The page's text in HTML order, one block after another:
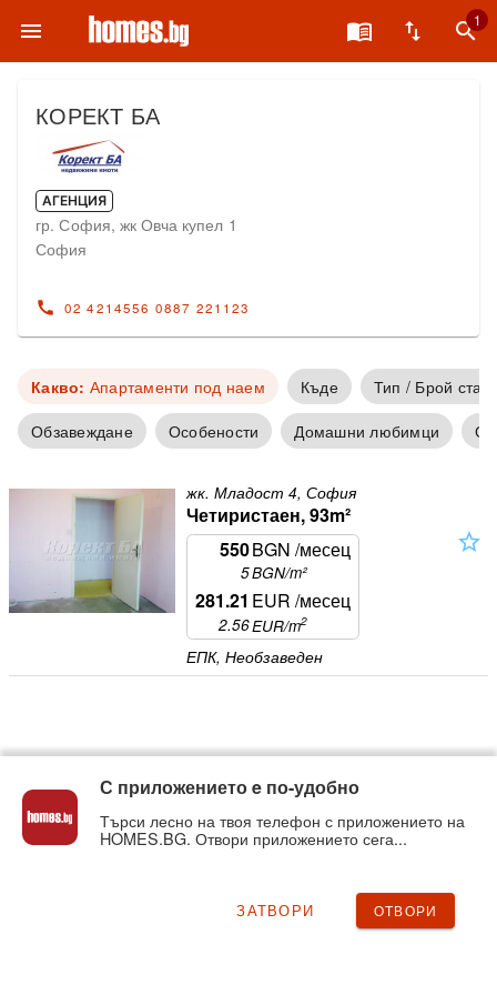
menu menu_book swap_vert search1
КОРЕКТ БА
АГЕНЦИЯ
гр. София, жк Овча купел 1
София
call 02 4214556 0887 221123
Какво: Апартаменти под наем Къде
Тип / Брой стаи
Обзавеждане
Особености Домашни любимци
жк. Младост 4, София
Четиристаен, 93m²
550BGN /месец
5BGN/m²
281.21 EUR /месец
2.56EUR/m2
star_outline
ЕПК, Необзаведен
С приложението e по-удобно
Търси лесно на твоя телефон с приложението на
HOMES.BG. Отвори приложението сега...
ЗАТВОРИ ОТВОРИ